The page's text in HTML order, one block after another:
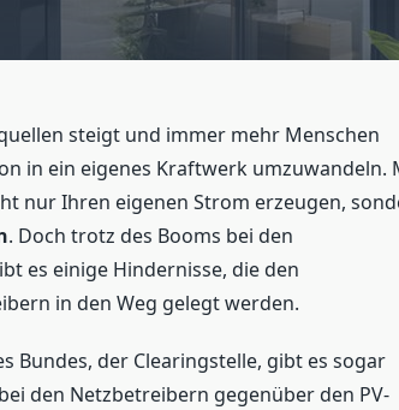
steigt und immer mehr Menschen
in ein eigenes Kraftwerk umzuwandeln.
nur Ihren eigenen Strom erzeugen,
. Doch trotz des Booms bei den
es einige Hindernisse, die den
in den Weg gelegt werden.
Bundes, der Clearingstelle, gibt es sogar
bei den Netzbetreibern gegenüber den PV-